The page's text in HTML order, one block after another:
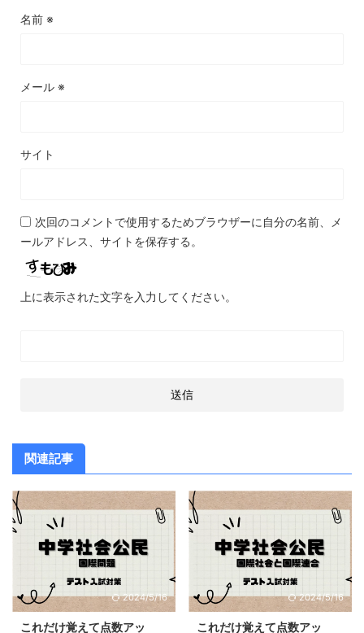
名前 ※
メール ※
サイト
次回のコメントで使用するためブラウザーに自分の名前、メ
ールアドレス、サイトを保存する。
上に表示された文字を入力してください。
関連記事
2024/5/16
これだけ覚えて点数アッ
2024/5/16
これだけ覚えて点数アッ